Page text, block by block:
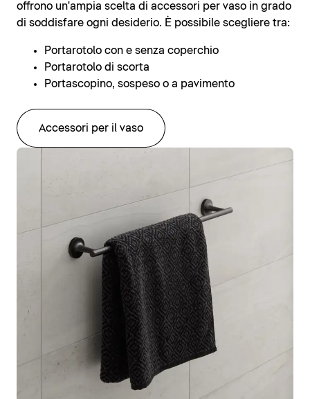
offrono un'ampia scelta di accessori per vaso in grado
di soddisfare ogni desiderio. È possibile scegliere tra:
Portarotolo con e senza coperchio
Portarotolo di scorta
Portascopino, sospeso o a pavimento
Accessori per il vaso